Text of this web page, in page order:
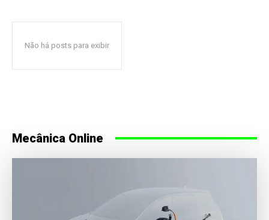
Não há posts para exibir
Mecânica Online